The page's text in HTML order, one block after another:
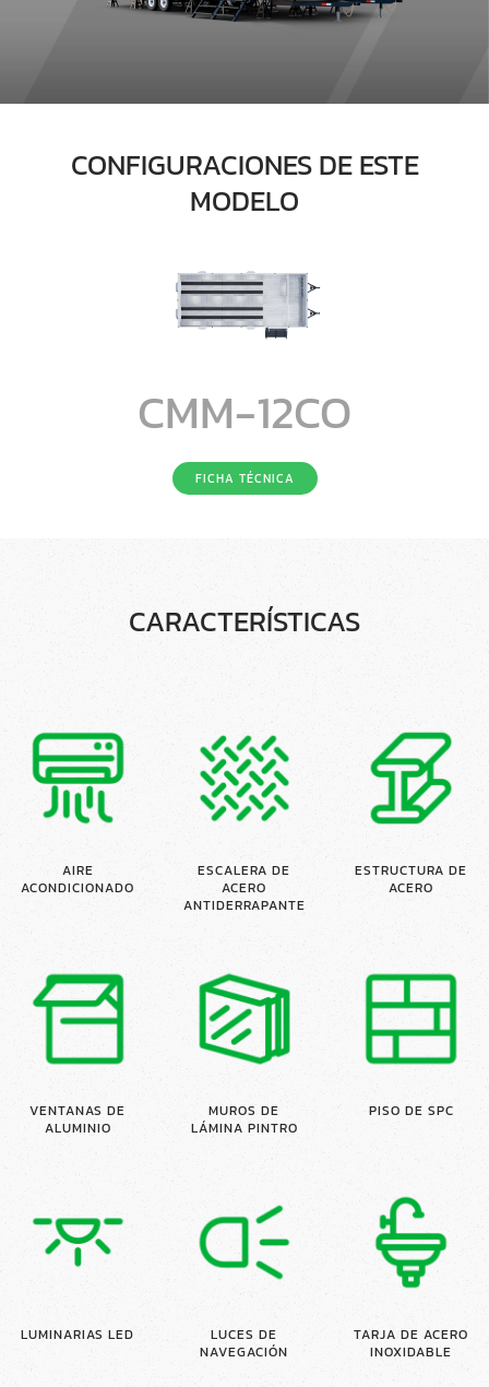
CONFIGURACIONES DE ESTE
MODELO
CMM-12CO
FICHA TÉCNICA
CARACTERÍSTICAS
AIRE
ACONDICIONADO
ESCALERA DE
ACERO
ANTIDERRAPANTE
ESTRUCTURA DE
ACERO
VENTANAS DE
ALUMINIO
MUROS DE
LÁMINA PINTRO
PISO DE SPC
LUMINARIAS LED
LUCES DE
NAVEGACIÓN
TARJA DE ACERO
INOXIDABLE